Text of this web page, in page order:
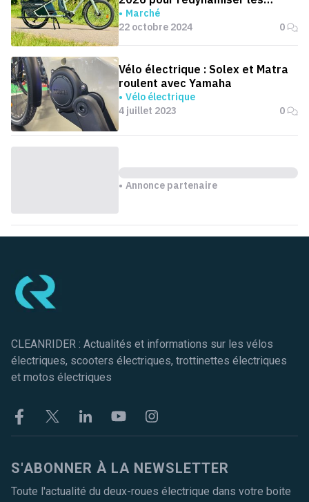
ventes
Marché
22 octobre 2024
0
Vélo électrique : Solex et Matra
roulent avec Yamaha
Vélo électrique
4 juillet 2023
0
Annonce partenaire
CLEANRIDER : Actualités et informations sur les vélos
électriques, scooters électriques, trottinettes électriques
et motos électriques
FacebookTwitter LinkekinYoutubeInstagram
S'ABONNER À LA NEWSLETTER
Toute l'actualité du deux-roues électrique dans votre boite